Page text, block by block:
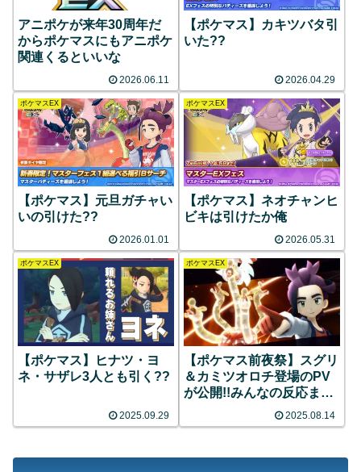
アニポケが来年30周年だ
からポケマスにもアニポケ
関連くるといいな
2026.06.11
【ポケマス】カキツバタ引
いた??
2026.04.29
ポケマスEX
【ポケマス】元旦ガチャい
いの引けた??
2026.01.01
ポケマスEX
【ポケマス】ネオチャンヒ
ビキは引けたか俺
2026.05.31
ポケマスEX
【ポケマス】ヒナツ・ヨ
ネ・サザレ3人とも引く??
2025.09.29
ポケマスEX
【ポケマス前夜祭】スグリ
＆カミツオロチ登場のPV
が公開!!みんなの反応まと
2025.08.14